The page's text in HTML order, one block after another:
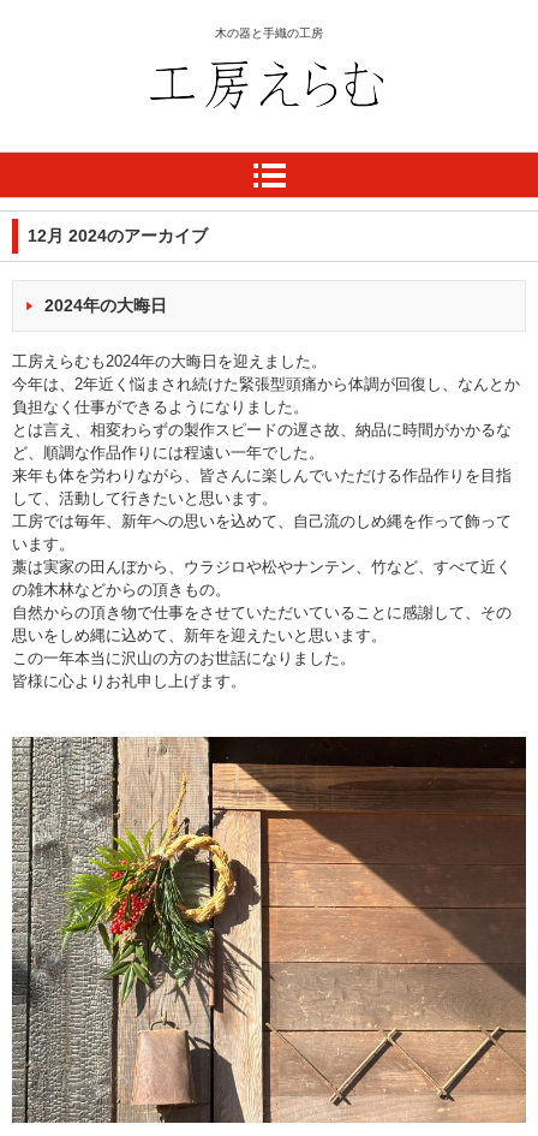
木の器と手織の工房
12月 2024のアーカイブ
2024年の大晦日
工房えらむも2024年の大晦日を迎えました。
今年は、2年近く悩まされ続けた緊張型頭痛から体調が回復し、なんとか
負担なく仕事ができるようになりました。
とは言え、相変わらずの製作スピードの遅さ故、納品に時間がかかるな
ど、順調な作品作りには程遠い一年でした。
来年も体を労わりながら、皆さんに楽しんでいただける作品作りを目指
して、活動して行きたいと思います。
工房では毎年、新年への思いを込めて、自己流のしめ縄を作って飾って
います。
藁は実家の田んぼから、ウラジロや松やナンテン、竹など、すべて近く
の雑木林などからの頂きもの。
自然からの頂き物で仕事をさせていただいていることに感謝して、その
思いをしめ縄に込めて、新年を迎えたいと思います。
この一年本当に沢山の方のお世話になりました。
皆様に心よりお礼申し上げます。